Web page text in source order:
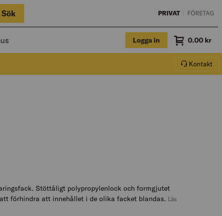
Sök PRIVAT FÖRETAG
Logga in Varukorg.
Summa
0.00 kr
Kontakt
Stöttåligt polypropylenlock och formgjutet
förhindra att innehållet i de olika facket blandas. Läs